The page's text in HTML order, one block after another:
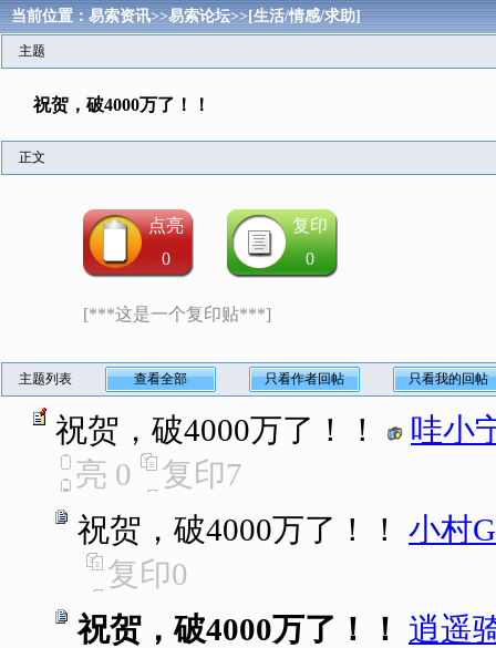
当前位置：易索资讯>>易索论坛>>[生活/情感/求助]
主题
祝贺，破4000万了！！
正文
点亮
0
复印
0
[***这是一个复印贴***]
主题列表 查看全部 只看作者回帖 只看我的回帖
祝贺，破4000万了！！
哇小
亮 0 复印7
祝贺，破4000万了！！
小村
复印0
祝贺，破4000万了！！ 逍遥